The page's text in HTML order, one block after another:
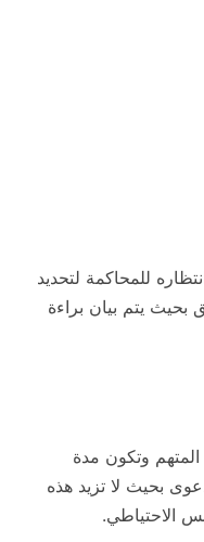
للمحاكمة لتحديد
بحيث يتم بيان براءة
المتهم وتكون مدة
بحيث لا تزيد هذه
الاحتياطي.